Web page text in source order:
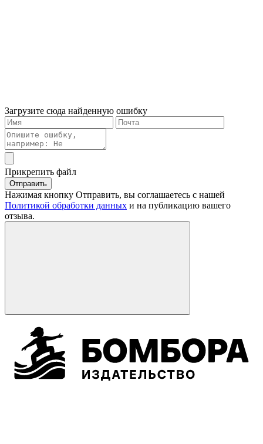
Загрузите сюда найденную ошибку
Прикрепить файл
Отправить
Нажимая кнопку Отправить, вы соглашаетесь с нашей
Политикой обработки данных и на публикацию вашего
отзыва.